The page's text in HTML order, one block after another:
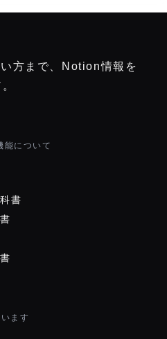
方まで、Notion情報を
について
書
ます